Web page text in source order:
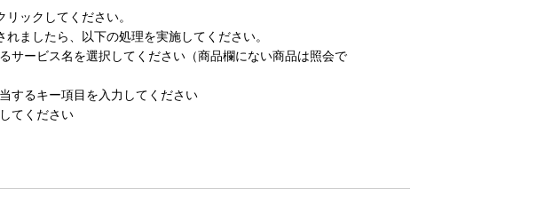
ックしてください。
ましたら、以下の処理を実施してください。
ビス名を選択してください（商品欄にない商品は照会で
キー項目を入力してください
てください